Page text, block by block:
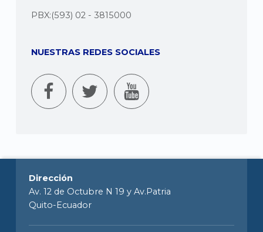
PBX:(593) 02 - 3815000
NUESTRAS REDES SOCIALES
Dirección
Av. 12 de Octubre N 19 y Av.Patria
Quito-Ecuador